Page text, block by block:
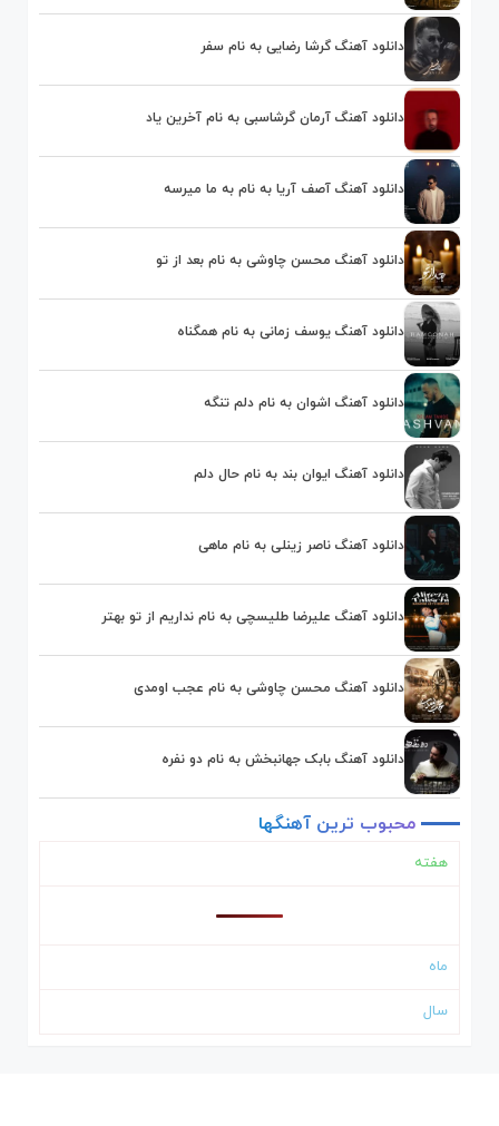
دانلود آهنگ گرشا رضایی به نام سفر
دانلود آهنگ آرمان گرشاسبی به نام آخرین یاد
دانلود آهنگ آصف آریا به نام به ما میرسه
دانلود آهنگ محسن چاوشی به نام بعد از تو
دانلود آهنگ یوسف زمانی به نام همگناه
دانلود آهنگ اشوان به نام دلم تنگه
دانلود آهنگ ایوان بند به نام حال دلم
دانلود آهنگ ناصر زینلی به نام ماهی
دانلود آهنگ علیرضا طلیسچی به نام نداریم از تو بهتر
دانلود آهنگ محسن چاوشی به نام عجب اومدی
دانلود آهنگ بابک جهانبخش به نام دو نفره
محبوب ترین آهنگها
هفته
ماه
سال